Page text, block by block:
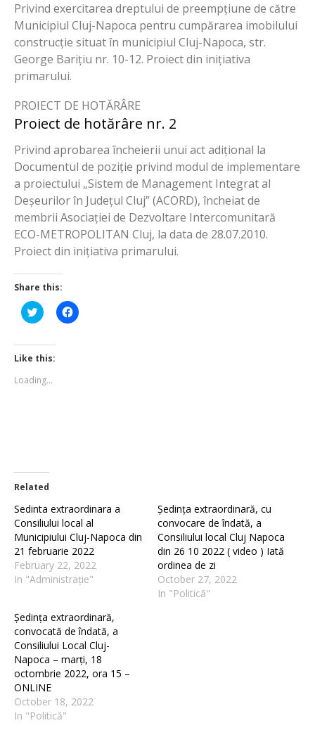
Privind exercitarea dreptului de preempțiune de către
Municipiul Cluj-Napoca pentru cumpărarea imobilului
construcție situat în municipiul Cluj-Napoca, str.
George Barițiu nr. 10-12. Proiect din inițiativa
primarului.
PROIECT DE HOTĂRÂRE
Proiect de hotărâre nr. 2
Privind aprobarea încheierii unui act adițional la
Documentul de poziție privind modul de implementare
a proiectului „Sistem de Management Integrat al
Deșeurilor în Județul Cluj” (ACORD), încheiat de
membrii Asociației de Dezvoltare Intercomunitară
ECO-METROPOLITAN Cluj, la data de 28.07.2010.
Proiect din inițiativa primarului.
Share this:
Click
to
Twitter
(Opens
in
window)
Click
to
Like this:
Loading...
Related
Sedinta extraordinara a
Consiliului local al
Municipiului Cluj-Napoca din
21 februarie 2022
February 22, 2022
In "Administrație"
Ședința extraordinară, cu
convocare de îndată, a
Consiliului local Cluj Napoca
din 26 10 2022 ( video ) Iată
ordinea de zi
October 27, 2022
In "Politică"
Ședința extraordinară,
convocată de îndată, a
Consiliului Local Cluj-
Napoca – marți, 18
octombrie 2022, ora 15 –
ONLINE
October 18, 2022
In "Politică"